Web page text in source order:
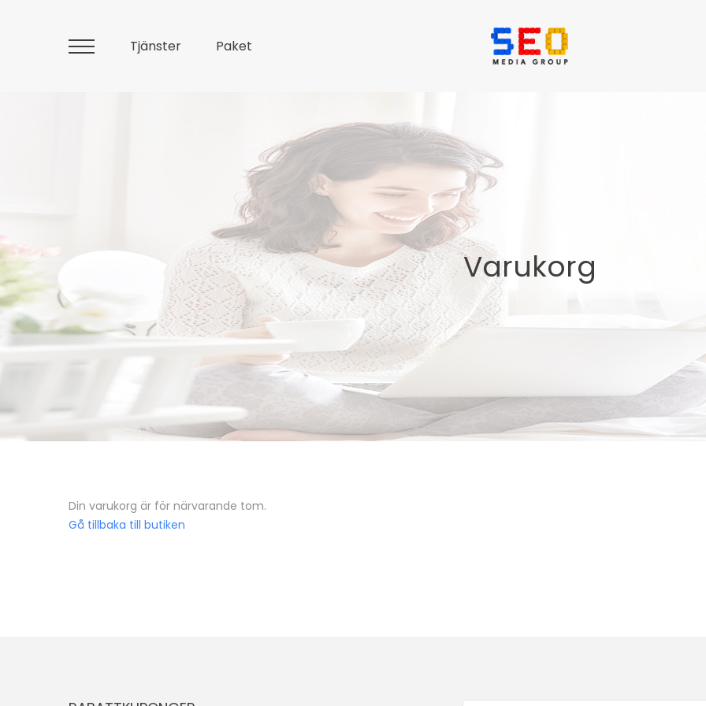
HuvudmenyTjänster Paket
Varukorg
Din varukorg är för närvarande tom.
Gå tillbaka till butiken